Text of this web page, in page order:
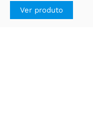
Ver produto